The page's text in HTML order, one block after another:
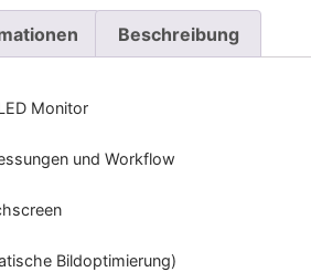
Beschreibung
Monitor
und Workflow
Bildoptimierung)